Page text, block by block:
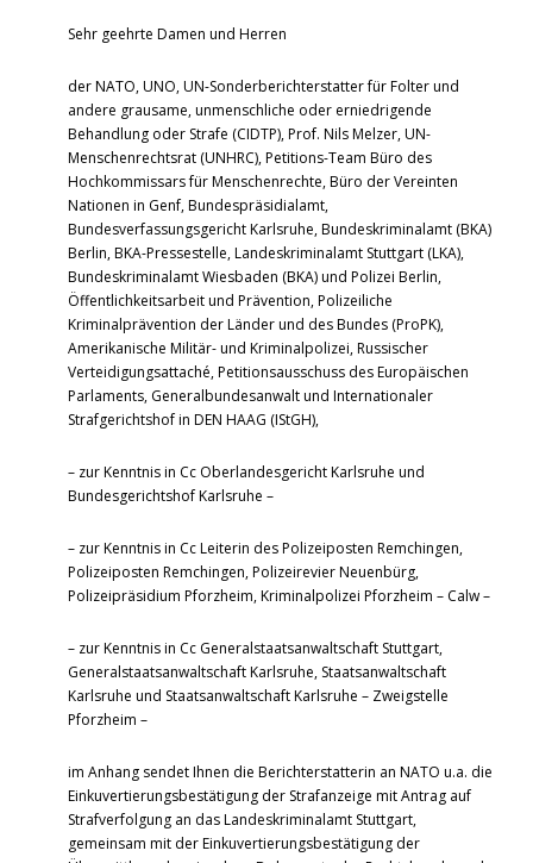
Sehr geehrte Damen und Herren
der NATO, UNO, UN-Sonderberichterstatter für Folter und
andere grausame, unmenschliche oder erniedrigende
Behandlung oder Strafe (CIDTP), Prof. Nils Melzer, UN-
Menschenrechtsrat (UNHRC), Petitions-Team Büro des
Hochkommissars für Menschenrechte, Büro der Vereinten
Nationen in Genf, Bundespräsidialamt,
Bundesverfassungsgericht Karlsruhe, Bundeskriminalamt (BKA)
Berlin, BKA-Pressestelle, Landeskriminalamt Stuttgart (LKA),
Bundeskriminalamt Wiesbaden (BKA) und Polizei Berlin,
Öffentlichkeitsarbeit und Prävention, Polizeiliche
Kriminalprävention der Länder und des Bundes (ProPK),
Amerikanische Militär- und Kriminalpolizei, Russischer
Verteidigungsattaché, Petitionsausschuss des Europäischen
Parlaments, Generalbundesanwalt und Internationaler
Strafgerichtshof in DEN HAAG (IStGH),
– zur Kenntnis in Cc Oberlandesgericht Karlsruhe und
Bundesgerichtshof Karlsruhe –
– zur Kenntnis in Cc Leiterin des Polizeiposten Remchingen,
Polizeiposten Remchingen, Polizeirevier Neuenbürg,
Polizeipräsidium Pforzheim, Kriminalpolizei Pforzheim – Calw –
– zur Kenntnis in Cc Generalstaatsanwaltschaft Stuttgart,
Generalstaatsanwaltschaft Karlsruhe, Staatsanwaltschaft
Karlsruhe und Staatsanwaltschaft Karlsruhe – Zweigstelle
Pforzheim –
im Anhang sendet Ihnen die Berichterstatterin an NATO u.a. die
Einkuvertierungsbestätigung der Strafanzeige mit Antrag auf
Strafverfolgung an das Landeskriminalamt Stuttgart,
gemeinsam mit der Einkuvertierungsbestätigung der